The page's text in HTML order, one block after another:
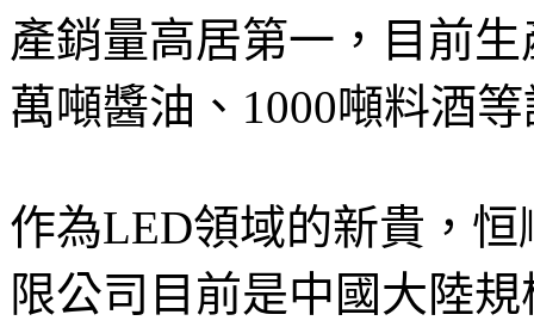
產銷量高居第一，目前
萬噸醬油、1000噸料酒
作為LED領域的新貴，
限公司目前是中國大陸